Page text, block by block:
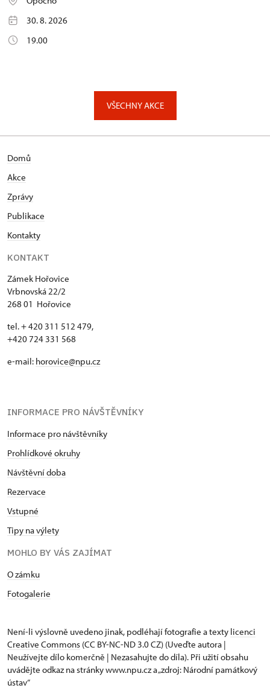
30. 8. 2026
19.00
VŠECHNY AKCE
Domů
Akce
Zprávy
Publikace
Kontakty
KONTAKT
Zámek Hořovice
Vrbnovská 22/2
268 01 Hořovice
tel. + 420 311 512 479,
+420 724 331 568
e-mail: horovice@npu.cz
INFORMACE PRO NÁVŠTĚVNÍKY
Informace pro návštěvníky
Prohlídkové okruhy
Návštěvní doba
Rezervace
Vstupné
Tipy na výlety
MOHLO BY VÁS ZAJÍMAT
O zámku
Fotogalerie
Není-li výslovně uvedeno jinak, podléhají fotografie a texty licenci
Creative Commons (CC BY-NC-ND 3.0 CZ) (Uveďte autora |
Neužívejte dílo komerčně | Nezasahujte do díla). Při užití obsahu
uvádějte odkaz na stránky www.npu.cz a „zdroj: Národní památkový
ústav“